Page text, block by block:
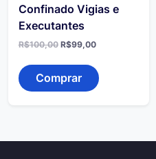
Confinado Vigias e
Executantes
R$100,00 O
original
era:
R$100,00.
R$99,00O
é:
R$99,00.
Comprar